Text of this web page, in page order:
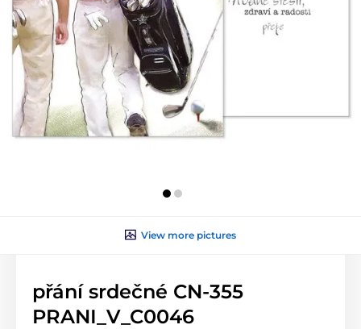
View more pictures
přání srdečné CN-355
PRANI_V_C0046